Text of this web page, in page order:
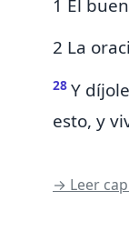
1 El
2 La
28 Y
esto, y
→ Leer